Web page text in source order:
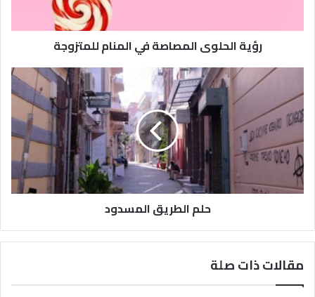
رؤية الحلوى المصاصة في المنام للمتزوجة
حلم الطريق المسدود
مقالات ذات صلة